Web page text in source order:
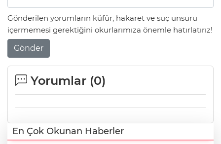
Gönderilen yorumların küfür, hakaret ve suç unsuru
içermemesi gerektiğini okurlarımıza önemle hatırlatırız!
Gönder
Yorumlar (0)
En Çok Okunan Haberler